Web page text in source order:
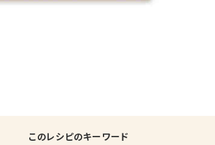
このレシピのキーワード